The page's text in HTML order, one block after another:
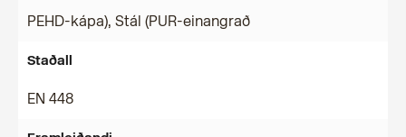
PEHD-kápa), Stál (PUR-einangrað
Staðall
EN 448